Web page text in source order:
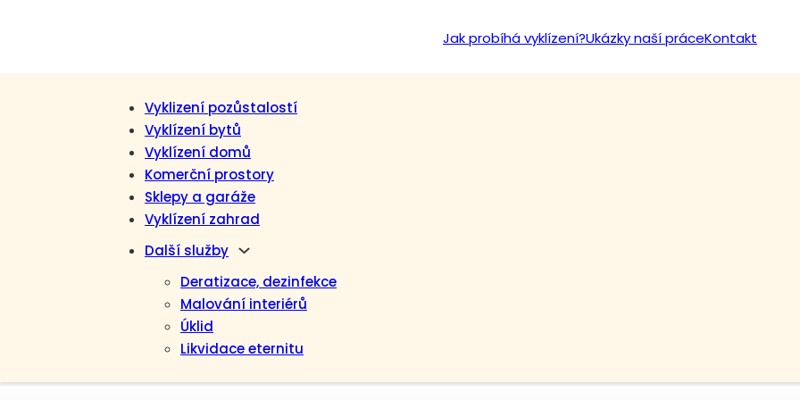
Jak probíhá vyklízení?Ukázky naší práceKontakt
Vyklizení pozůstalostí
Vyklízení bytů
Vyklízení domů
Komerční prostory
Sklepy a garáže
Vyklízení zahrad
Další služby
Deratizace, dezinfekce
Malování interiérů
Úklid
Likvidace eternitu